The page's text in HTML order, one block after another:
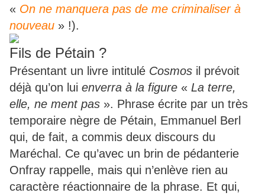
« On ne manquera pas de me criminaliser à
nouveau » !).
Fils de Pétain ?
Présentant un livre intitulé Cosmos il prévoit
déjà qu’on lui enverra à la figure « La terre,
elle, ne ment pas ». Phrase écrite par un très
temporaire nègre de Pétain, Emmanuel Berl
qui, de fait, a commis deux discours du
Maréchal. Ce qu’avec un brin de pédanterie
Onfray rappelle, mais qui n’enlève rien au
caractère réactionnaire de la phrase. Et qui,